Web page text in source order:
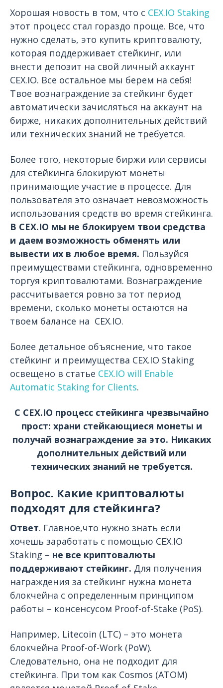
Хорошая новость в том, что c CEX.IO Staking
этот процесс стал гораздо проще. Все, что
нужно сделать, это купить криптовалюту,
которая поддерживает стейкинг, или
внести депозит на свой личный аккаунт
CEX.IO. Все остальное мы берем на себя!
Твое вознаграждение за стейкинг будет
автоматически зачисляться на аккаунт на
бирже, никаких дополнительных действий
или технических знаний не требуется.
Более того, некоторые биржи или сервисы
для стейкинга блокируют монеты
принимающие участие в процессе. Для
пользователя это означает невозможность
использования средств во время стейкинга.
В CEX.IO мы не блокируем твои средства
и даем возможность обменять или
вывести их в любое время. Пользуйся
преимуществами стейкинга, одновременно
торгуя криптовалютами. Вознаграждение
рассчитывается ровно за тот период
времени, сколько монеты остаются на
твоем балансе на CEX.IO.
Более детальное объяснение, что такое
стейкинг и преимущества CEX.IO Staking
освещено в статье CEX.IO will Enable
Automatic Staking for Clients.
С CEX.IO процесс стейкинга чрезвычайно
прост: храни стейкающиеся монеты и
получай вознаграждение за это. Никаких
дополнительных действий или
технических знаний не требуется.
Вопрос. Какие криптовалюты
подходят для стейкинга?
Ответ. Главное,что нужно знать если
хочешь заработать с помощью CEX.IO
Staking – не все криптовалюты
поддерживают стейкинг. Для получения
награждения за стейкинг нужна монета
блокчейна с определенным принципом
работы – консенсусом Proof-of-Stake (PoS).
Например, Litecoin (LTC) – это монета
блокчейна Proof-of-Work (PoW).
Следовательно, она не подходит для
стейкинга. При том как Cosmos (ATOM)